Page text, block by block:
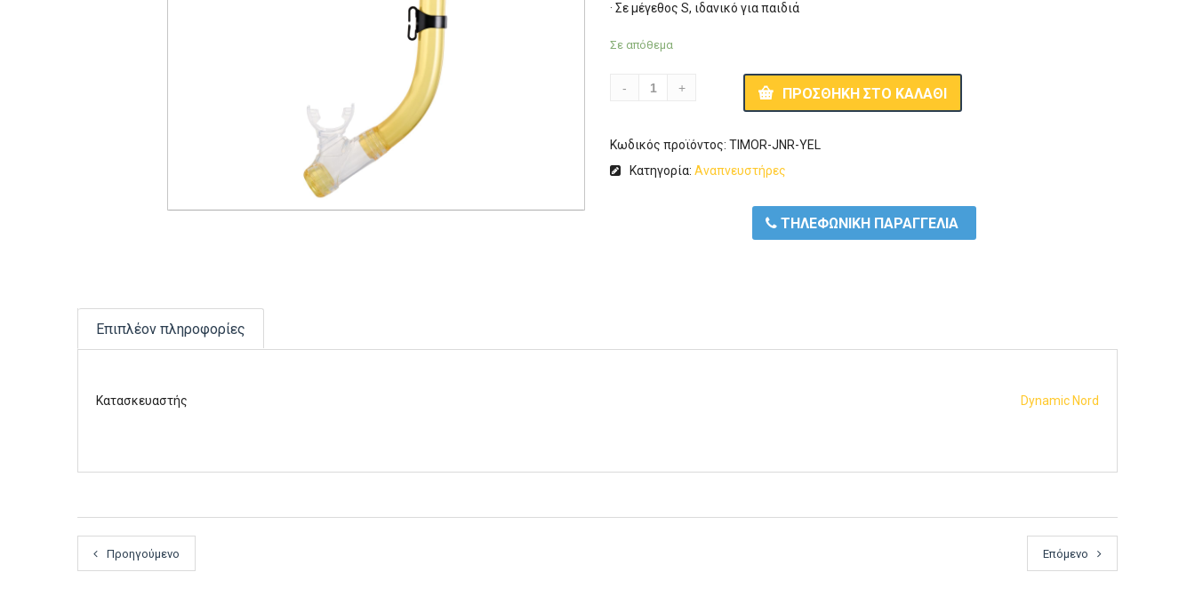
· Σε μέγεθος S, ιδανικό για παιδιά
Σε απόθεμα
ΠΡΟΣΘΉΚΗ ΣΤΟ ΚΑΛΆΘΙ
Κωδικός προϊόντος:TIMOR-JNR-YEL
Κατηγορία:Αναπνευστήρες
ΤΗΛΕΦΩΝΙΚΗ ΠΑΡΑΓΓΕΛΙΑ
Επιπλέον πληροφορίες
Κατασκευαστής Dynamic Nord
Προηγούμενο Επόμενο